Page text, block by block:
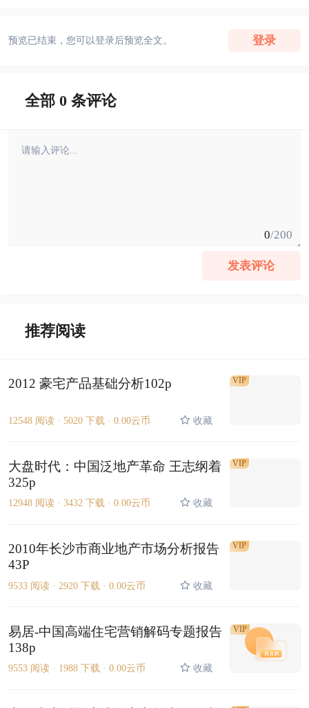
预览已结束，您可以登录后预览全文。 登录
全部 0 条评论
0/200
发表评论
推荐阅读
2012 豪宅产品基础分析102p
12548 阅读 · 5020 下载 · 0.00云币 收藏
VIP
大盘时代：中国泛地产革命 王志纲着
325p
12948 阅读 · 3432 下载 · 0.00云币 收藏
VIP
2010年长沙市商业地产市场分析报告
43P
9533 阅读 · 2920 下载 · 0.00云币 收藏
VIP
易居-中国高端住宅营销解码专题报告
138p
9553 阅读 · 1988 下载 · 0.00云币 收藏
VIP